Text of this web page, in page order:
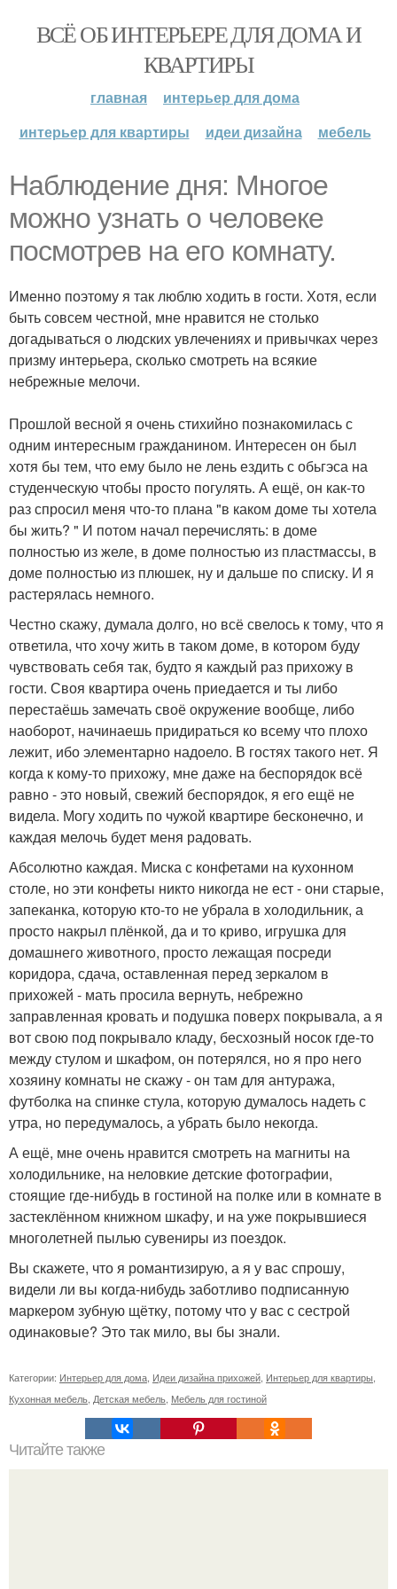
ВСЁ ОБ ИНТЕРЬЕРЕ ДЛЯ ДОМА И
КВАРТИРЫ
главная
интерьер для дома
интерьер для квартиры
идеи дизайна мебель
Наблюдение дня: Многое
можно узнать о человеке
посмотрев на его комнату.
Именно поэтому я так люблю ходить в гости. Хотя, если
быть совсем честной, мне нравится не столько
догадываться о людских увлечениях и привычках через
призму интерьера, сколько смотреть на всякие
небрежные мелочи.
Прошлой весной я очень стихийно познакомилась с
одним интересным гражданином. Интересен он был
хотя бы тем, что ему было не лень ездить с обьгэса на
студенческую чтобы просто погулять. А ещё, он как-то
раз спросил меня что-то плана "в каком доме ты хотела
бы жить? " И потом начал перечислять: в доме
полностью из желе, в доме полностью из пластмассы, в
доме полностью из плюшек, ну и дальше по списку. И я
растерялась немного.
Честно скажу, думала долго, но всё свелось к тому, что я
ответила, что хочу жить в таком доме, в котором буду
чувствовать себя так, будто я каждый раз прихожу в
гости. Своя квартира очень приедается и ты либо
перестаёшь замечать своё окружение вообще, либо
наоборот, начинаешь придираться ко всему что плохо
лежит, ибо элементарно надоело. В гостях такого нет. Я
когда к кому-то прихожу, мне даже на беспорядок всё
равно - это новый, свежий беспорядок, я его ещё не
видела. Могу ходить по чужой квартире бесконечно, и
каждая мелочь будет меня радовать.
Абсолютно каждая. Миска с конфетами на кухонном
столе, но эти конфеты никто никогда не ест - они старые,
запеканка, которую кто-то не убрала в холодильник, а
просто накрыл плёнкой, да и то криво, игрушка для
домашнего животного, просто лежащая посреди
коридора, сдача, оставленная перед зеркалом в
прихожей - мать просила вернуть, небрежно
заправленная кровать и подушка поверх покрывала, а я
вот свою под покрывало кладу, бесхозный носок где-то
между стулом и шкафом, он потерялся, но я про него
хозяину комнаты не скажу - он там для антуража,
футболка на спинке стула, которую думалось надеть с
утра, но передумалось, а убрать было некогда.
А ещё, мне очень нравится смотреть на магниты на
холодильнике, на неловкие детские фотографии,
стоящие где-нибудь в гостиной на полке или в комнате в
застеклённом книжном шкафу, и на уже покрывшиеся
многолетней пылью сувениры из поездок.
Вы скажете, что я романтизирую, а я у вас спрошу,
видели ли вы когда-нибудь заботливо подписанную
маркером зубную щётку, потому что у вас с сестрой
одинаковые? Это так мило, вы бы знали.
Категории: Интерьер для дома Идеи дизайна прихожей Интерьер для квартиры
Кухонная мебель Детская мебель Мебель для гостиной
Читайте также